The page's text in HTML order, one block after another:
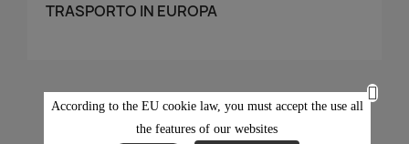
According to the EU cookie law, you must accept the use all
the features of our websites
TRASPORTO IN EUROPA
HOME